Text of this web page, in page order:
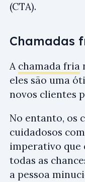
(CTA).
Chamadas
A chamada fria
eles são uma
novos clientes
No entanto, os
cuidadosos
imperativo que
todas as
a pessoa